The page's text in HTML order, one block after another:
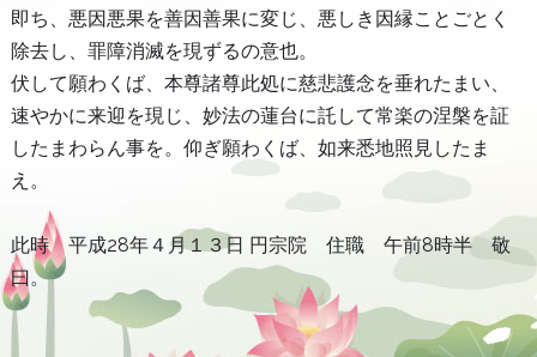
即ち、悪因悪果を善因善果に変じ、悪しき因縁ことごとく
除去し、罪障消滅を現ずるの意也。
伏して願わくば、本尊諸尊此処に慈悲護念を垂れたまい、
速やかに来迎を現じ、妙法の蓮台に託して常楽の涅槃を証
したまわらん事を。仰ぎ願わくば、如来悉地照見したま
え。
此時 平成28年４月１３日 円宗院 住職 午前8時半 敬
曰。